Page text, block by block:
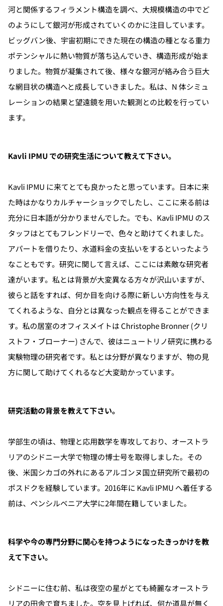
河と関係するフィラメント構造を調べ、大規模構造の中でど
のようにして銀河が形成されていくのかに注目しています。
ビッグバン後、宇宙初期にできた現在の構造の種となる重力
ポテンシャルに熱い物質が落ち込んでいき、構造形成が始ま
りました。物質が凝集されて後、様々な銀河が絡み合う巨大
な網目状の構造へと成長していきました。私は、N 体シミュ
レーションの結果と望遠鏡を用いた観測との比較を行ってい
ます。
Kavli IPMU での研究生活について教えて下さい。
Kavli IPMU に来てとても良かったと思っています。日本に来
た時はかなりカルチャーショックでしたし、ここに来る前は
充分に日本語が分かりませんでした。でも、Kavli IPMU のス
タッフはとてもフレンドリーで、色々と助けてくれました。
アパートを借りたり、水道料金の支払いをするといったよう
なこともです。研究に関して言えば、ここには素敵な研究者
達がいます。私とは背景が大変異なる方々が沢山いますが、
彼らと話をすれば、何か目を向ける際に新しい方向性を与え
てくれるような、自分とは異なった観点を得ることができま
す。私の居室のオフィスメイトは Christophe Bronner (クリ
ストフ・ブローナー) さんで、彼はニュートリノ研究に携わる
実験物理の研究者です。私とは分野が異なりますが、物の見
方に関して助けてくれるなど大変助かっています。
研究活動の背景を教えて下さい。
学部生の頃は、物理と応用数学を専攻しており、オーストラ
リアのシドニー大学で物理の博士号を取得しました。その
後、米国シカゴの外れにあるアルゴンヌ国立研究所で最初の
ポスドクを経験しています。2016年に Kavli IPMU へ着任する
前は、ペンシルベニア大学に2年間在籍していました。
科学や今の専門分野に関心を持つようになったきっかけを教
えて下さい。
シドニーに住む前、私は夜空の星がとても綺麗なオーストラ
リアの田舎で育ちました。空を見上げれば、何か道具が無く